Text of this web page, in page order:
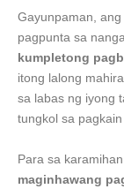
Gayunpaman,
pagpunta sa
kumpletong
itong lalong
sa labas ng iyong
tungkol sa
Para sa
maginhawang